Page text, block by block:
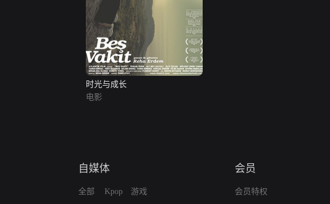
时光与成长
电影
自媒体
全部 Kpop 游戏
会员
会员特权